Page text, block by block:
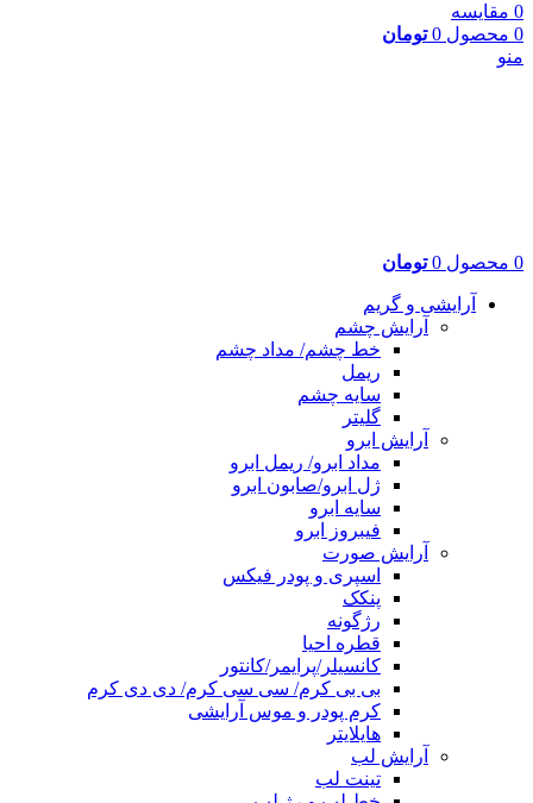
0 مقایسه
0 محصول 0 تومان
منو
0 محصول 0 تومان
آرایشی و گریم
آرایش چشم
خط چشم/ مداد چشم
ریمل
سایه چشم
گلیتر
آرایش ابرو
مداد ابرو/ ریمل ابرو
ژل ابرو/صابون ابرو
سایه ابرو
فیبروز ابرو
آرایش صورت
اسپری و پودر فیکس
پنکک
رژگونه
قطره احیا
کانسیلر/پرایمر/کانتور
بی بی کرم/ سی سی کرم/ دی دی کرم
کرم پودر و موس آرایشی
هایلایتر
آرایش لب
تینت لب